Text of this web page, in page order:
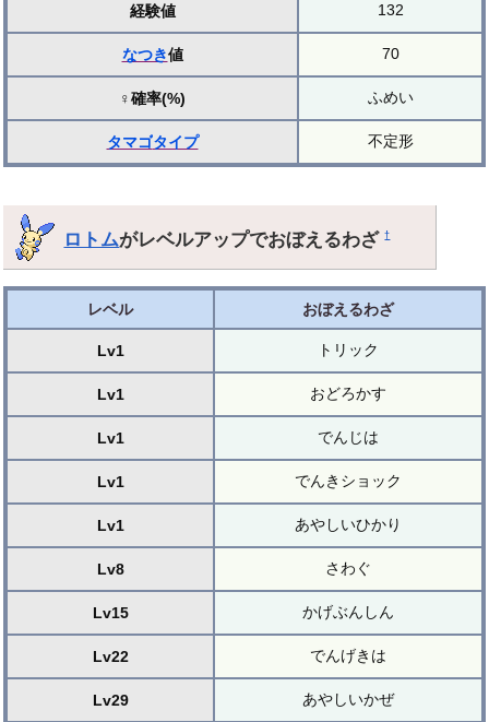
経験値 132
なつき値 70
♀確率(%) ふめい
タマゴタイプ 不定形
ロトムがレベルアップでおぼえるわざ†
レベル おぼえるわざ
Lv1 トリック
Lv1 おどろかす
Lv1 でんじは
Lv1 でんきショック
Lv1 あやしいひかり
Lv8 さわぐ
Lv15 かげぶんしん
Lv22 でんげきは
Lv29 あやしいかぜ